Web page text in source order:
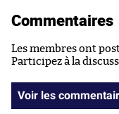
Commentaires
Les membres ont
Participez à la
Voir les